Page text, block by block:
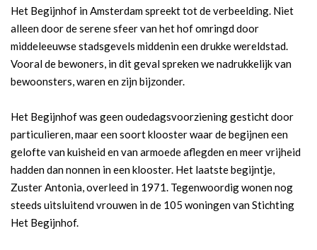
Het Begijnhof in Amsterdam spreekt tot de verbeelding. Niet
alleen door de serene sfeer van het hof omringd door
middeleeuwse stadsgevels middenin een drukke wereldstad.
Vooral de bewoners, in dit geval spreken we nadrukkelijk van
bewoonsters, waren en zijn bijzonder.
Het Begijnhof was geen oudedags­voorziening gesticht door
particulieren, maar een soort klooster waar de begijnen een
gelofte van kuisheid en van armoede aflegden en meer vrijheid
hadden dan nonnen in een klooster. Het laatste begijntje,
Zuster Antonia, overleed in 1971. Tegenwoordig wonen nog
steeds uitsluitend vrouwen in de 105 woningen van Stichting
Het Begijnhof.